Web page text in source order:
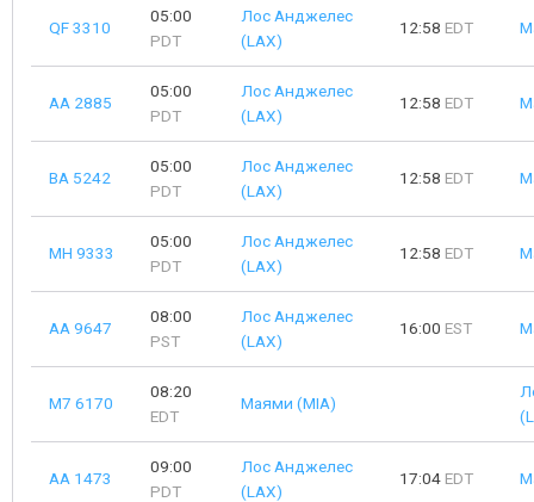
QF 3310
05:00
PDT
Лос Анджелес
(LAX)
12:58 EDT
AA 2885
05:00
PDT
Лос Анджелес
(LAX)
12:58 EDT
BA 5242
05:00
PDT
Лос Анджелес
(LAX)
12:58 EDT
MH 9333
05:00
PDT
Лос Анджелес
(LAX)
12:58 EDT
AA 9647
08:00
PST
Лос Анджелес
(LAX)
16:00 EST
M7 6170
08:20
EDT
Маями (MIA)
AA 1473
09:00
PDT
Лос Анджелес
(LAX)
17:04 EDT